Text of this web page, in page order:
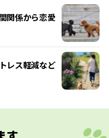
関係から恋愛
レス軽減など